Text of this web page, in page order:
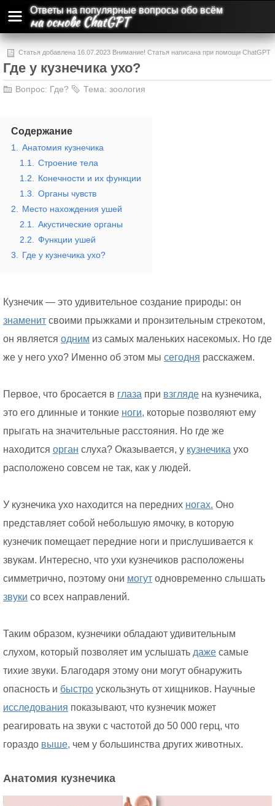
Ответы на популярные вопросы обо всём
на основе ChatGPT
Статья добавлена 16.07.2023 Внимание! Статья написана при помощи ChatGPT
и может содержать ошибки и неточности.
Где у кузнечика ухо?
Вопрос: Где? Тема: зоология
Содержание
1.
Анатомия кузнечика
1.1.
Строение тела
1.2.
Конечности и их функции
1.3.
Органы чувств
2.
Место нахождения ушей
2.1.
Акустические органы
2.2.
Функции ушей
3.
Где у кузнечика ухо?
Кузнечик — это удивительное создание природы: он
знаменит своими прыжками и пронзительным стрекотом,
он является одним из самых маленьких насекомых. Но где
же у него ухо? Именно об этом мы сегодня расскажем.
Первое, что бросается в глаза при взгляде на кузнечика,
это его длинные и тонкие ноги, которые позволяют ему
прыгать на значительные расстояния. Но где же
находится орган слуха? Оказывается, у кузнечика ухо
расположено совсем не так, как у людей.
У кузнечика ухо находится на передних ногах. Оно
представляет собой небольшую ямочку, в которую
кузнечик помещает передние ноги и прислушивается к
звукам. Интересно, что ухи кузнечиков расположены
симметрично, поэтому они могут одновременно слышать
звуки со всех направлений.
Таким образом, кузнечики обладают удивительным
слухом, который позволяет им услышать даже самые
тихие звуки. Благодаря этому они могут обнаружить
опасность и быстро ускользнуть от хищников. Научные
исследования показывают, что кузнечик может
реагировать на звуки с частотой до 50 000 герц, что
гораздо выше, чем у большинства других животных.
Анатомия кузнечика